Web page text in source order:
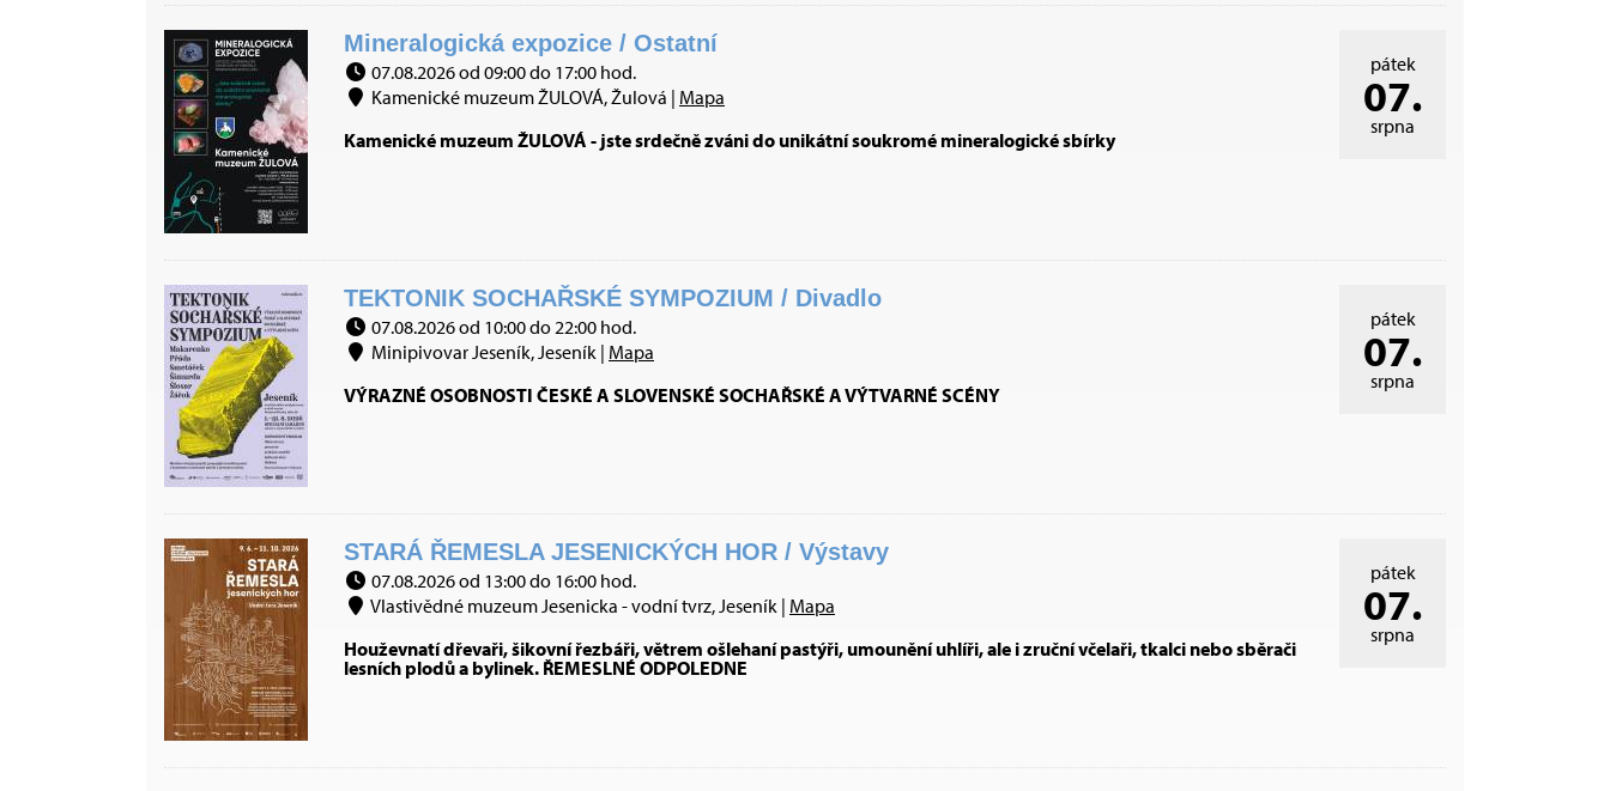
pátek
07.
srpna
Mineralogická expozice / Ostatní
07.08.2026 od 09:00 do 17:00 hod.
Kamenické muzeum ŽULOVÁ, Žulová | Mapa
Kamenické muzeum ŽULOVÁ - jste srdečně zváni do unikátní soukromé mineralogické sbírky
pátek
07.
srpna
TEKTONIK SOCHAŘSKÉ SYMPOZIUM / Divadlo
07.08.2026 od 10:00 do 22:00 hod.
Minipivovar Jeseník, Jeseník | Mapa
VÝRAZNÉ OSOBNOSTI ČESKÉ A SLOVENSKÉ SOCHAŘSKÉ A VÝTVARNÉ SCÉNY
pátek
07.
srpna
STARÁ ŘEMESLA JESENICKÝCH HOR / Výstavy
07.08.2026 od 13:00 do 16:00 hod.
Vlastivědné muzeum Jesenicka - vodní tvrz, Jeseník | Mapa
Houževnatí dřevaři, šikovní řezbáři, větrem ošlehaní pastýři, umounění uhlíři, ale i zruční včelaři, tkalci nebo sběrači
lesních plodů a bylinek. ŘEMESLNÉ ODPOLEDNE